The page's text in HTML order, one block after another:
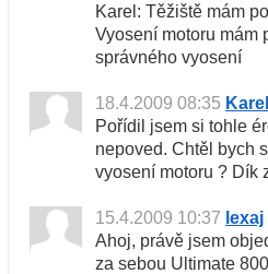
Karel: Těžiště mám
Vyosení motoru mám
správného vyosení
18.4.2009 08:35 Karel
Pořídil jsem si tohle
nepoved. Chtěl bych
vyosení motoru ? Dík
15.4.2009 10:37 lexaj
Ahoj, právě jsem
za sebou Ultimate